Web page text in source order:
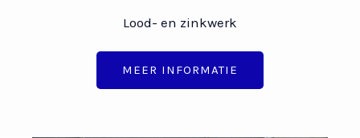
Lood- en zinkwerk
MEER INFORMATIE